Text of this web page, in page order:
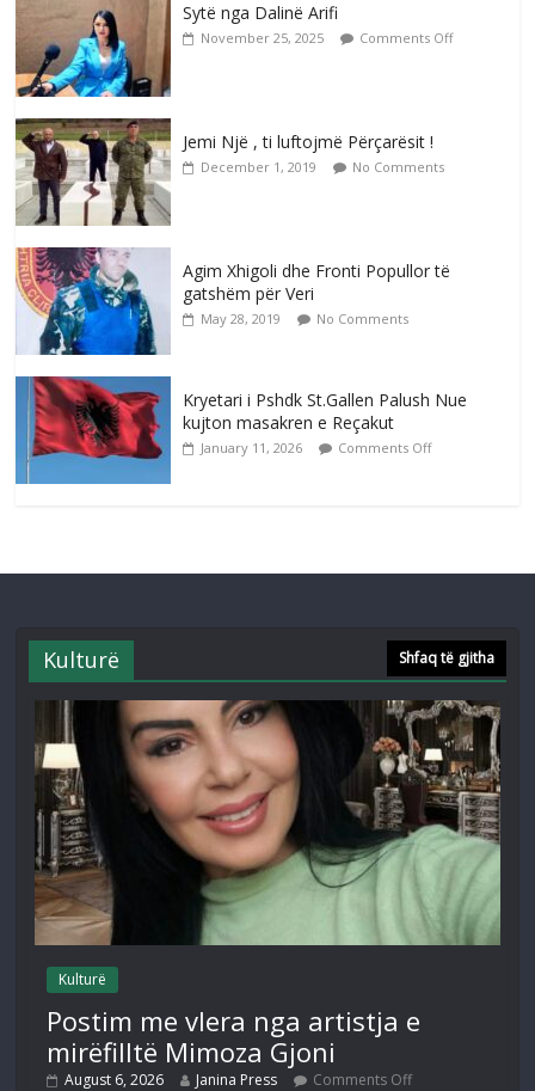
Sytë nga Dalinë Arifi
November 25, 2025 Comments Off
Jemi Një , ti luftojmë Përçarësit !
December 1, 2019 No Comments
Agim Xhigoli dhe Fronti Popullor të
gatshëm për Veri
May 28, 2019 No Comments
Kryetari i Pshdk St.Gallen Palush Nue
kujton masakren e Reçakut
January 11, 2026 Comments Off
Kulturë Shfaq të gjitha
Kulturë
Postim me vlera nga artistja e
mirëfilltë Mimoza Gjoni
August 6, 2026 Janina Press Comments Off